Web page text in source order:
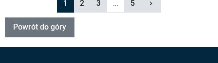
1 2 3 … 5 keyboard_arrow_right
Powrót do góry